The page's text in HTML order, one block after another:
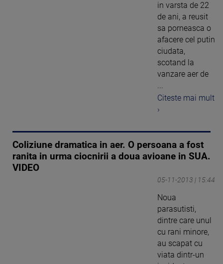
in varsta de 22
de ani, a reusit
sa porneasca o
afacere cel putin
ciudata,
scotand la
vanzare aer de
...
Citeste mai mult
›
Coliziune dramatica in aer. O persoana a fost
ranita in urma ciocnirii a doua avioane in SUA.
VIDEO
05-11-2013 | 15:44
Noua
parasutisti,
dintre care unul
cu rani minore,
au scapat cu
viata dintr-un